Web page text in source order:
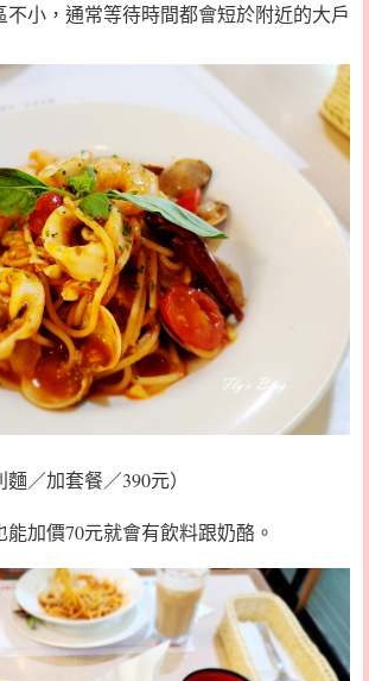
小，通常等待時間都會短於附近的大戶
麵／加套餐／390元）
加價70元就會有飲料跟奶酪。